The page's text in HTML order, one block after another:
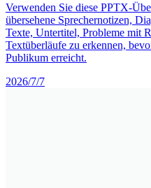
Verwenden Sie diese PPTX-
übersehene Sprechernotizen,
Texte, Untertitel, Probleme mit
Textüberläufe zu erkennen,
Publikum erreicht.
2026/7/7